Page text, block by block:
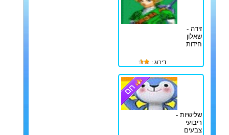
זידה -
שאלון
חידות
דירוג :
שלישיות -
ריבועי
צבעים